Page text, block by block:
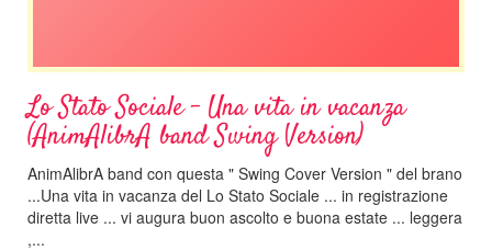
Lo Stato Sociale - Una vita in vacanza
(AnimAlibrA band Swing Version)
AnimAlibrA band con questa " Swing Cover Version " del brano
...Una vita in vacanza del Lo Stato Sociale ... in registrazione
diretta live ... vi augura buon ascolto e buona estate ... leggera
,...